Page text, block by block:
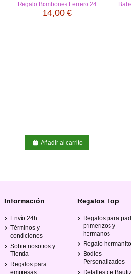
Regalo Bombones Ferrero 24
unidades 300 gr
14,00 €
Añadir al carrito
Información
Envío 24h
Términos y
condiciones
Sobre nosotros y
Tienda
Regalos para
empresas
Regalos Top
Regalos para
primerizos y
hermanos
Regalo hermanito
Bodies
Personalizados
Detalles de